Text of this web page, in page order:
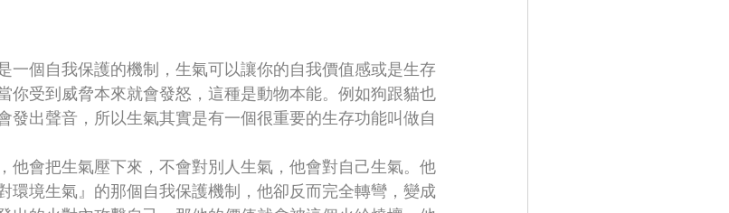
一個自我保護的機制，生氣可以讓你的自我價值感或是生存
你受到威脅本來就會發怒，這種是動物本能。例如狗跟貓也
發出聲音，所以生氣其實是有一個很重要的生存功能叫做自
他會把生氣壓下來，不會對別人生氣，他會對自己生氣。他
環境生氣』的那個自我保護機制，他卻反而完全轉彎，變成